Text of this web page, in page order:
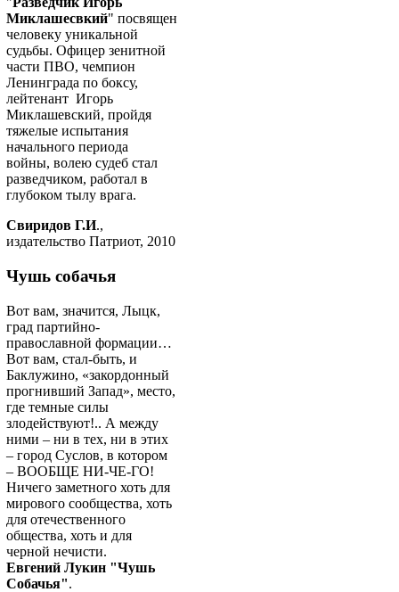
Миклашесвкий" посвящен
человеку уникальной
судьбы. Офицер зенитной
части ПВО, чемпион
Ленинграда по боксу,
лейтенант Игорь
Миклашевский, пройдя
тяжелые испытания
начального периода
войны, волею судеб стал
разведчиком, работал в
глубоком тылу врага.
Свиридов Г.И.,
издательство Патриот, 2010
Чушь собачья
Вот вам, значится, Лыцк,
град партийно-
православной формации…
Вот вам, стал-быть, и
Баклужино, «закордонный
прогнивший Запад», место,
где темные силы
злодействуют!.. А между
ними – ни в тех, ни в этих
– город Суслов, в котором
– ВООБЩЕ НИ-ЧЕ-ГО!
Ничего заметного хоть для
мирового сообщества, хоть
для отечественного
общества, хоть и для
черной нечисти.
Евгений Лукин "Чушь
Собачья".